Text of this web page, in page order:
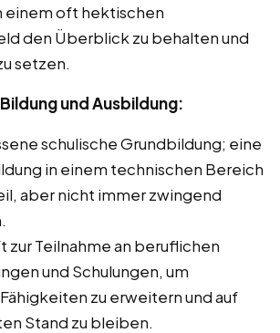
einem oft hektischen
den Überblick zu behalten und
setzen.
und Ausbildung:
schulische Grundbildung; eine
in einem technischen Bereich
aber nicht immer zwingend
zur Teilnahme an beruflichen
und Schulungen, um
zu erweitern und auf
Stand zu bleiben.